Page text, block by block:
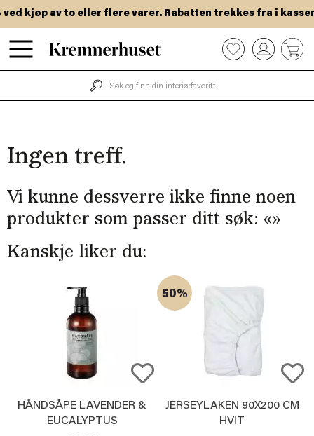
Hopp
til
hovedinnhold
kjøp av to eller flere varer. Rabatten trekkes fra i kassen.
0
Ingen treff.
Vi kunne dessverre ikke finne noen
produkter som passer ditt søk: «»
Kanskje liker du:
HÅNDSÅPE LAVENDER &
EUCALYPTUS
50%
JERSEYLAKEN 90X200 CM
HVIT